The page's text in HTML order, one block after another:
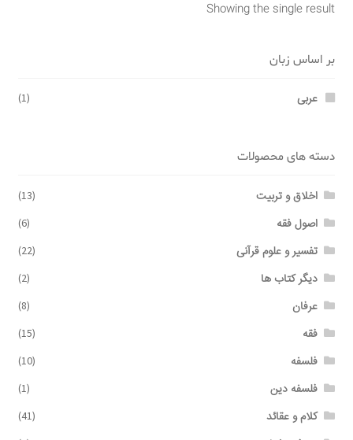
Showing the single result
بر اساس زبان
عربی (1)
دسته های محصولات
اخلاق و تربیت (13)
اصول فقه (6)
تفسیر و علوم قرآنی (22)
دیگر کتاب ها (2)
عرفان (8)
فقه (15)
فلسفه (10)
فلسفه دین (1)
کلام و عقائد (41)